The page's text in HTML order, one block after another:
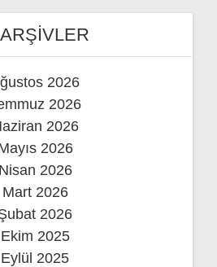
ARŞIVLER
2026
2026
2026
2026
Nisan 2026
Mart 2026
2026
Ekim 2025
Eylül 2025